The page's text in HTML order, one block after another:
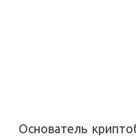
Основатель